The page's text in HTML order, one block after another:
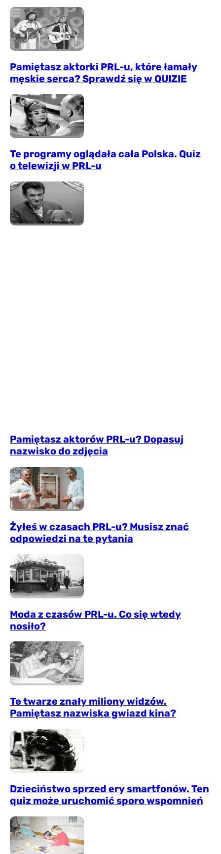
Pamiętasz aktorki PRL-u, które łamały
męskie serca? Sprawdź się w QUIZIE
Te programy oglądała cała Polska. Quiz
o telewizji w PRL-u
Pamiętasz aktorów PRL-u? Dopasuj
nazwisko do zdjęcia
Żyłeś w czasach PRL-u? Musisz znać
odpowiedzi na te pytania
Moda z czasów PRL-u. Co się wtedy
nosiło?
Te twarze znały miliony widzów.
Pamiętasz nazwiska gwiazd kina?
Dzieciństwo sprzed ery smartfonów. Ten
quiz może uruchomić sporo wspomnień